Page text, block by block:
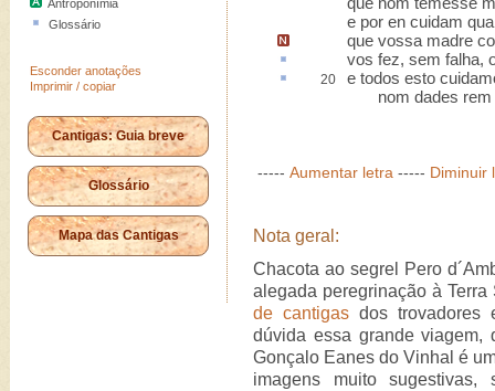
Antroponímia
Glossário
Esconder anotações
Imprimir / copiar
Cantigas: Guia breve
Glossário
Mapa das Cantigas
e por en cuidam
que vossa madre
vos fez, sem falha,
20 e todos esto
nom dades rem
----- Aumentar letra ----- Diminuir
Nota geral:
Chacota ao segrel Pero
alegada peregrinação à
de cantigasdos trovadores
dúvida essa grande viagem,
Gonçalo Eanes do Vinhal é
imagens muito